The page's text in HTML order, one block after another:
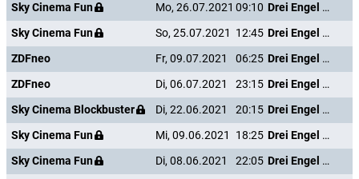
Sky Cinema Fun
Mo, 26.07.2021 09:10
Drei Engel für Charlie - Volle Power
Sky Cinema Fun
So, 25.07.2021 12:45
Drei Engel für Charlie - Volle Power
ZDFneo
Fr, 09.07.2021 06:25
Drei Engel für Charlie - Volle Power
ZDFneo
Di, 06.07.2021 23:15
Drei Engel für Charlie - Volle Power
Sky Cinema Blockbuster
Di, 22.06.2021 20:15
Drei Engel für Charlie - Volle Power
Sky Cinema Fun
Mi, 09.06.2021 18:25
Drei Engel für Charlie - Volle Power
Sky Cinema Fun
Di, 08.06.2021 22:05
Drei Engel für Charlie - Volle Power